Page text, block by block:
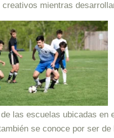
mientras
las escuelas ubicadas en
se conoce por ser